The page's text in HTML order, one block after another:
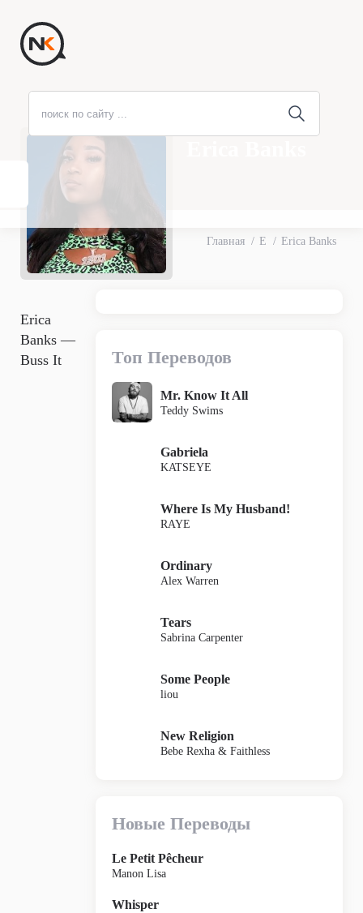
Главная E Erica Banks
Erica
Banks —
Buss It
Топ Переводов
Mr. Know It All
Teddy Swims
Gabriela
KATSEYE
Where Is My Husband!
RAYE
Ordinary
Alex Warren
Tears
Sabrina Carpenter
Some People
liou
New Religion
Bebe Rexha & Faithless
Новые Переводы
Le Petit Pêcheur
Manon Lisa
Whisper